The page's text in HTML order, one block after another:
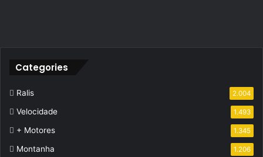
Categories
Ralis 2.004
Velocidade 1.493
+ Motores 1.345
Montanha 1.206